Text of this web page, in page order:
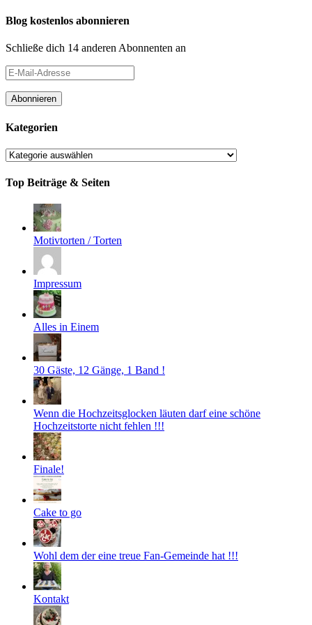
Blog kostenlos abonnieren
Schließe dich 14 anderen Abonnenten an
E-
Mail-
Adresse
Abonnieren
Kategorien
Kategorien
Top Beiträge & Seiten
Motivtorten / Torten
Impressum
Alles in Einem
30 Gäste, 12 Gänge, 1 Band !
Wenn die Hochzeitsglocken läuten darf eine schöne
Hochzeitstorte nicht fehlen !!!
Finale!
Cake to go
Wohl dem der eine treue Fan-Gemeinde hat !!!
Kontakt